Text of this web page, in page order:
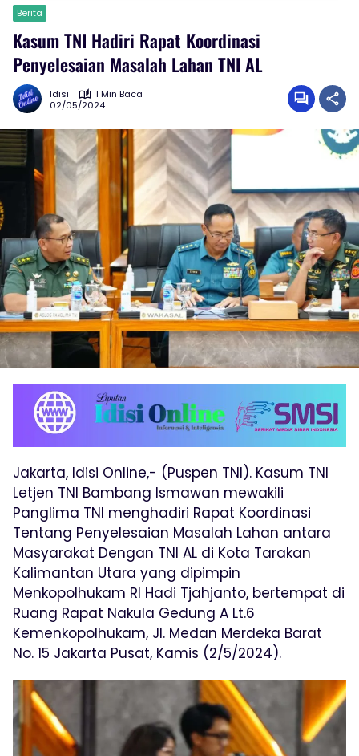
Berita
Kasum TNI Hadiri Rapat Koordinasi
Penyelesaian Masalah Lahan TNI AL
Idisi
1 Min Baca
02/05/2024
Jakarta, Idisi Online,- (Puspen TNI). Kasum TNI
Letjen TNI Bambang Ismawan mewakili
Panglima TNI menghadiri Rapat Koordinasi
Tentang Penyelesaian Masalah Lahan antara
Masyarakat Dengan TNI AL di Kota Tarakan
Kalimantan Utara yang dipimpin
Menkopolhukam RI Hadi Tjahjanto, bertempat di
Ruang Rapat Nakula Gedung A Lt.6
Kemenkopolhukam, Jl. Medan Merdeka Barat
No. 15 Jakarta Pusat, Kamis (2/5/2024).